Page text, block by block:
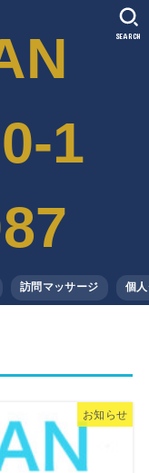
1
訪問マッサージ 個
SEARCH
お知らせ